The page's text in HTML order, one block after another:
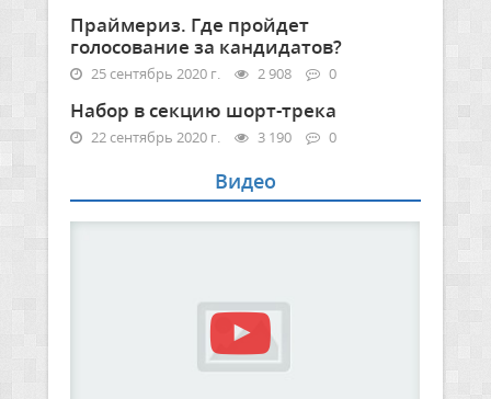
Праймериз. Где пройдет
голосование за кандидатов?
25 сентябрь 2020 г. 2 908 0
Набор в секцию шорт-трека
22 сентябрь 2020 г. 3 190 0
Видео